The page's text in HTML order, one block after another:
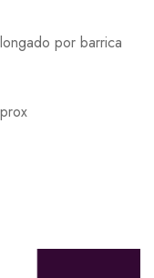
por barrica